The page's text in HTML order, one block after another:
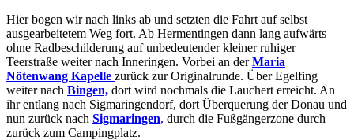
Hier bogen wir nach links ab und setzten die Fahrt auf selbst
ausgearbeitetem Weg fort. Ab Hermentingen dann lang aufwärts
ohne Radbeschilderung auf unbedeutender kleiner ruhiger
Teerstraße weiter nach Inneringen. Vorbei an derMaria
Nötenwang Kapelle zurück zur Originalrunde. Über Egelfing
weiter nach Bingen, dort wird nochmals die Lauchert erreicht. An
ihr entlang nach Sigmaringendorf, dort Überquerung der Donau und
nun zurück nach Sigmaringen, durch die Fußgängerzone durch
zurück zum Campingplatz.